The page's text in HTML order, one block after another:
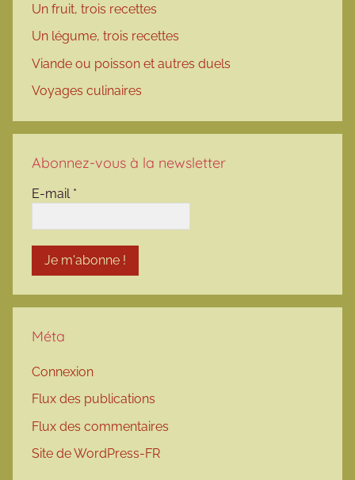
Un fruit, trois recettes
Un légume, trois recettes
Viande ou poisson et autres duels
Voyages culinaires
Abonnez-vous à la newsletter
E-mail *
Méta
Connexion
Flux des publications
Flux des commentaires
Site de WordPress-FR